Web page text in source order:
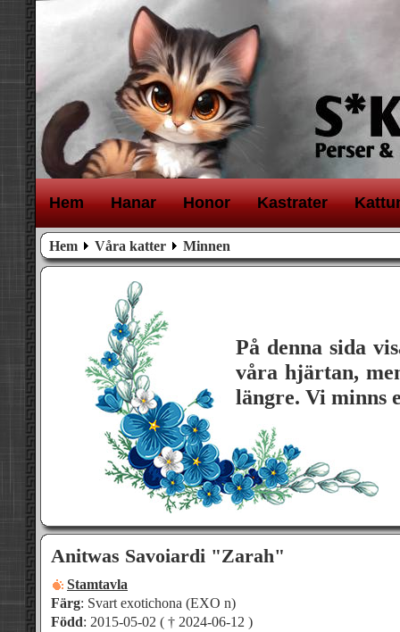
Hem Hanar Honor Kastrater K
Hem Våra katter Minnen
På denna sida
våra hjärtan,
längre. Vi minns
Anitwas Savoiardi "Zarah"
Stamtavla
Färg: Svart exotichona (EXO n)
Född: 2015-05-02 ( † 2024-06-12 )